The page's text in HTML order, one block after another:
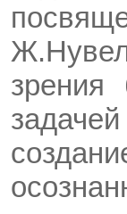
зрения